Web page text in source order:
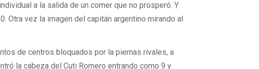
a la salida de un corner que no prosperó. Y
Otra vez la imagen del capitán argentino mirando al
de centros bloquados por la piernas rivales, a
la cabeza del Cuti Romero entrando como 9 y